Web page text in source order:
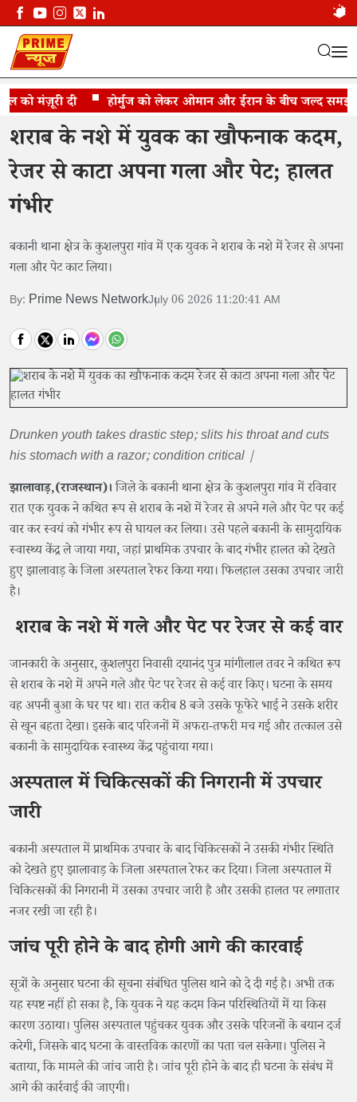
मंज़ूरी दी होर्मुज को लेकर ओमान और ईरान के बीच जल्द समझौते
नशे में किया खुद को किया घायल
शराब के नशे में युवक का खौफनाक कदम,
रेजर से काटा अपना गला और पेट; हालत
गंभीर
बकानी थाना क्षेत्र के कुशलपुरा गांव में एक युवक ने शराब के नशे में रेजर से अपना
गला और पेट काट लिया।
By: Prime News NetworkJuly 06 2026 11:20:41 AM
Drunken youth takes drastic step; slits his throat and cuts
his stomach with a razor; condition critical |
झालावाड़,(राजस्थान)।जिले के बकानी थाना क्षेत्र के कुशलपुरा गांव में रविवार
रात एक युवक ने कथित रूप से शराब के नशे में रेजर से अपने गले और पेट पर कई
वार कर स्वयं को गंभीर रूप से घायल कर लिया। उसे पहले बकानी के सामुदायिक
स्वास्थ्य केंद्र ले जाया गया, जहां प्राथमिक उपचार के बाद गंभीर हालत को देखते
हुए झालावाड़ के जिला अस्पताल रेफर किया गया। फिलहाल उसका उपचार जारी
है।
शराब के नशे में गले और पेट पर रेजर से कई वार
जानकारी के अनुसार, कुशलपुरा निवासी दयानंद पुत्र मांगीलाल तवर ने कथित रूप
से शराब के नशे में अपने गले और पेट पर रेजर से कई वार किए। घटना के समय
वह अपनी बुआ के घर पर था। रात करीब 8 बजे उसके फूफेरे भाई ने उसके शरीर
से खून बहता देखा। इसके बाद परिजनों में अफरा-तफरी मच गई और तत्काल उसे
बकानी के सामुदायिक स्वास्थ्य केंद्र पहुंचाया गया।
अस्पताल में चिकित्सकों की निगरानी में उपचार
जारी
बकानी अस्पताल में प्राथमिक उपचार के बाद चिकित्सकों ने उसकी गंभीर स्थिति
को देखते हुए झालावाड़ के जिला अस्पताल रेफर कर दिया। जिला अस्पताल में
चिकित्सकों की निगरानी में उसका उपचार जारी है और उसकी हालत पर लगातार
नजर रखी जा रही है।
जांच पूरी होने के बाद होगी आगे की कारवाई
सूत्रों के अनुसार घटना की सूचना संबंधित पुलिस थाने को दे दी गई है। अभी तक
यह स्पष्ट नहीं हो सका है, कि युवक ने यह कदम किन परिस्थितियों में या किस
कारण उठाया। पुलिस अस्पताल पहुंचकर युवक और उसके परिजनों के बयान दर्ज
करेगी, जिसके बाद घटना के वास्तविक कारणों का पता चल सकेगा। पुलिस ने
बताया, कि मामले की जांच जारी है। जांच पूरी होने के बाद ही घटना के संबंध में
आगे की कार्रवाई की जाएगी।